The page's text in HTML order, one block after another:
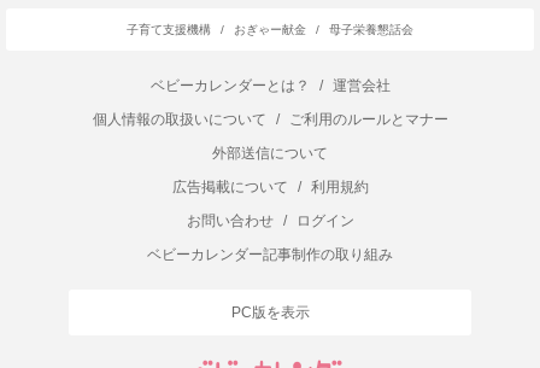
子育て支援機構 / おぎゃー献金 / 母子栄養懇話会
ベビーカレンダーとは？ /
運営会社
個人情報の取扱いについて
/
ご利用のルールとマナー
外部送信について
広告掲載について
/
利用規約
お問い合わせ
/
ログイン
ベビーカレンダー記事制作の取り組み
PC版を表示